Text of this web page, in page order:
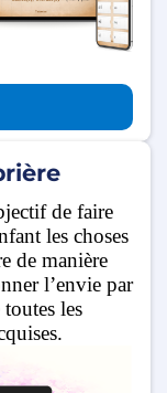
de faire
les choses
de manière
l’envie par
les